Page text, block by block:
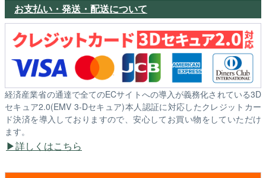
お支払い・発送・配送について
経済産業省の通達で全てのECサイトへの導入が義務化されている3D
セキュア2.0(EMV 3-Dセキュア)本人認証に対応したクレジットカー
ド決済を導入しておりますので、安心してお買い物をしていただけ
ます。
詳しくはこちら